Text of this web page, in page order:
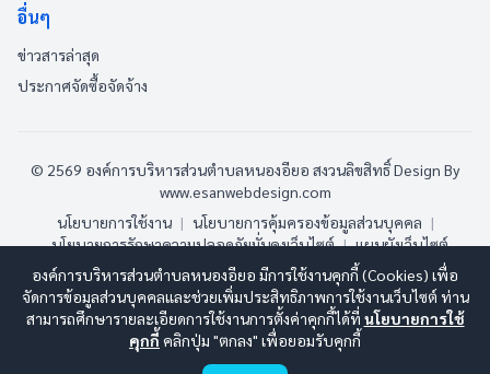
อื่นๆ
ข่าวสารล่าสุด
ประกาศจัดซื้อจัดจ้าง
© 2569 องค์การบริหารส่วนตำบลหนองอียอ สงวนลิขสิทธิ์Design By
www.esanwebdesign.com
นโยบายการใช้งาน | นโยบายการคุ้มครองข้อมูลส่วนบุคคล |
นโยบายการรักษาความปลอดภัยมั่นคงเว็บไซต์ | แผนผังเว็บไซต์
ออนไลน์:3 ทั้งหมด: 104 (ดูสถิติทั้งหมด)
องค์การบริหารส่วนตำบลหนองอียอ มีการใช้งานคุกกี้ (Cookies) เพื่อ
จัดการข้อมูลส่วนบุคคลและช่วยเพิ่มประสิทธิภาพการใช้งานเว็บไซต์ ท่าน
สามารถศึกษารายละเอียดการใช้งานการตั้งค่าคุกกี้ได้ที่ นโยบายการใช้
คุกกี้ คลิกปุ่ม "ตกลง" เพื่อยอมรับคุกกี้